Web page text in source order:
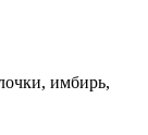
имбирь,